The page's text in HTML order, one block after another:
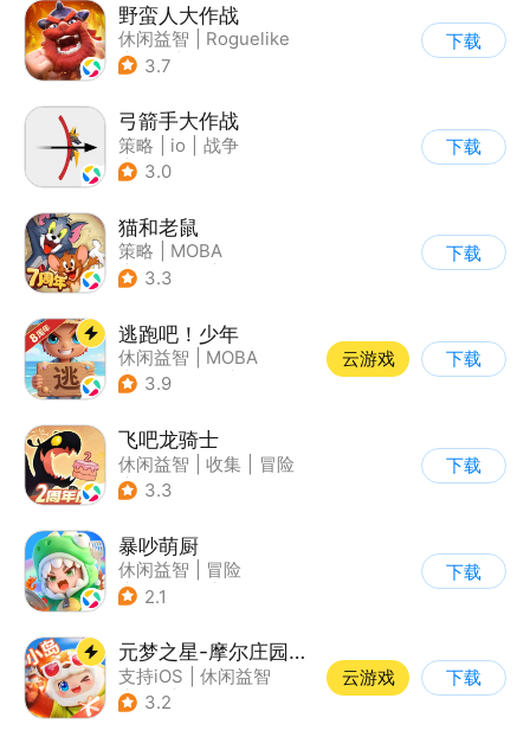
野蛮人大作战
休闲益智
Roguelike
| 奇幻
3.7
下载
弓箭手大作战
策略 io
战争
| 非对称竞技
3.0
下载
猫和老鼠
策略
MOBA
| 动漫改编
3.3
下载
逃跑吧！少年
休闲益智
MOBA
| 非对称竞技
3.9
云游戏 下载
飞吧龙骑士
休闲益智 收集
冒险
| 宠物
3.3
下载
暴吵萌厨
休闲益智
冒险
| 派对游戏
2.1
下载
元梦之星-摩尔庄园联动
支持iOS
休闲益智
| PvP
3.2
云游戏 下载